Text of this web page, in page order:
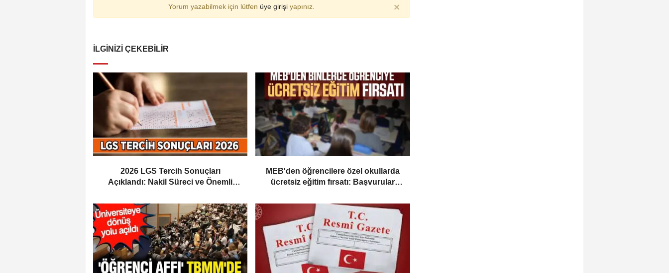
Yorum yazabilmek için lütfen üye girişiyapınız. ×
İLGINIZI ÇEKEBILIR
2026 LGS Tercih Sonuçları
Açıklandı: Nakil Süreci ve Önemli
MEB'den öğrencilere özel okullarda
ücretsiz eğitim fırsatı: Başvurular